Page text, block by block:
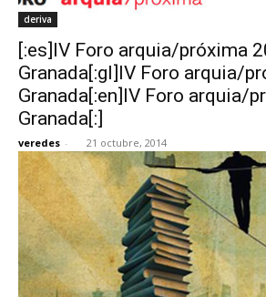
deriva
[:es]IV Foro arquia/próxima
Granada[:gl]IV Foro arquia/
Granada[:en]IV Foro arquia/
Granada[:]
veredes - 21 octubre, 2014